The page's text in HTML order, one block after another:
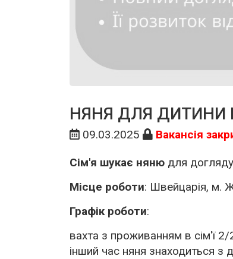
НЯНЯ ДЛЯ ДИТИНИ
09.03.2025 Вакансія
Сім'я шукає няню для
Місце роботи: Швейцарія, м.
Графік роботи:
вахта з проживанням в сім'ї
інший час няня знаходиться з